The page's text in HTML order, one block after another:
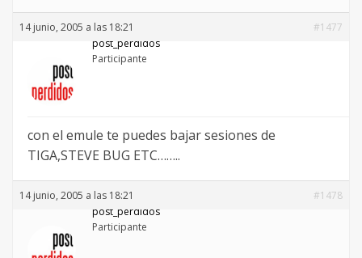
14 junio, 2005 a las 18:21
#1477
post_perdidos
Participante
con el emule te puedes bajar sesiones de
TIGA,STEVE BUG ETC……..
14 junio, 2005 a las 18:21
#1478
post_perdidos
Participante